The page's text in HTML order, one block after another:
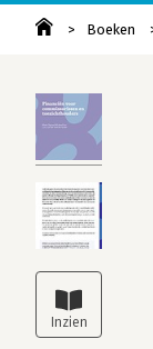
Boeken